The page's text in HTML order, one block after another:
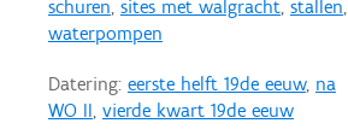
schuren, sites met walgracht, stallen,
waterpompen
Datering: eerste helft 19de eeuw, na
WO II, vierde kwart 19de eeuw